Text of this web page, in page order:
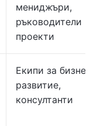
мениджъри,
ръководители на
проекти
Екипи за бизнес
развитие,
консултанти